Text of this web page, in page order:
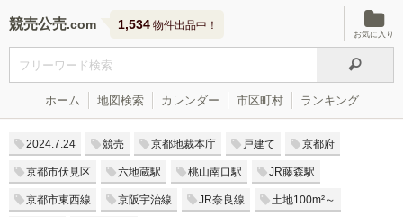
競売公売 1,534 物件出品中！
お気に入り
ホーム 地図検索 カレンダー 市区町村 ランキング
2024.7.24 競売 京都地裁本庁 戸建て 京都府
京都市伏見区 六地蔵駅 桃山南口駅 JR藤森駅
京都市東西線 京阪宇治線 JR奈良線 土地100m²～